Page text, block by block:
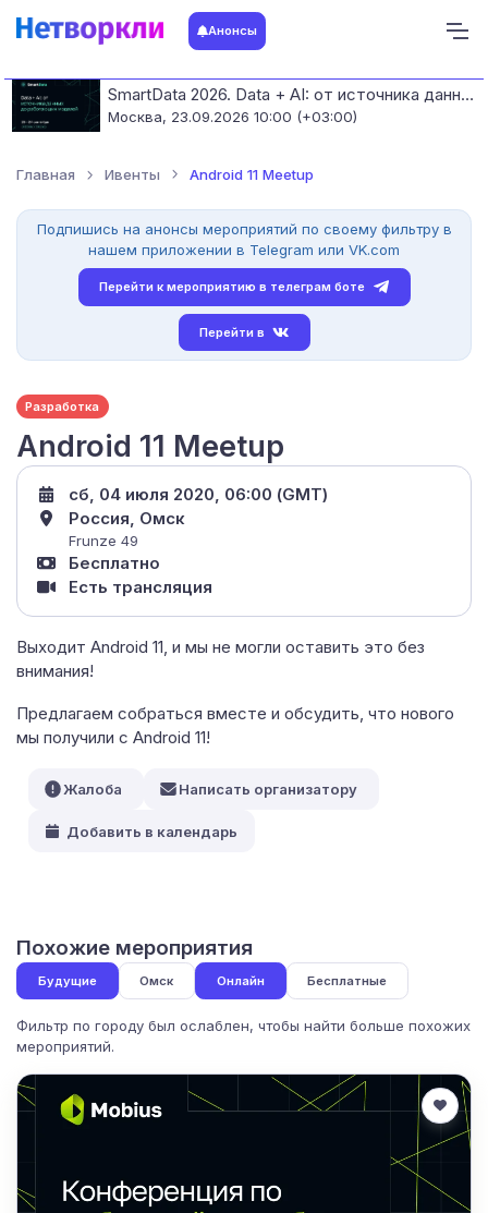
Анонсы
SmartData 2026. Data + AI: от источника данных до работающих моделей
Москва, 23.09.2026 10:00 (+03:00)
Главная Ивенты Android 11 Meetup
Подпишись на анонсы мероприятий по своему фильтру в
нашем приложении в Telegram или VK.com
Перейти к мероприятию в телеграм боте
Перейти в
Разработка
Android 11 Meetup
Выходит Android 11, и мы не могли оставить это без
внимания!
Предлагаем собраться вместе и обсудить, что нового
мы получили с Android 11!
сб, 04 июля 2020, 06:00 (GMT)
Россия, Омск
Frunze 49
Бесплатно
Есть трансляция
Жалоба Написать организатору
Добавить в календарь
Похожие мероприятия
Будущие Омск Онлайн Бесплатные
Фильтр по городу был ослаблен, чтобы найти больше похожих
мероприятий.